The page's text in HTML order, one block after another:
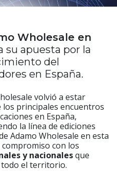
Wholesale en
su apuesta por la
del
en España.
volvió a estar
los principales encuentros
en España,
la línea de ediciones
Adamo Wholesale en esta
con los
y nacionalesque
todo el territorio.